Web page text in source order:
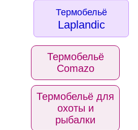
Термобельё
Comazo
Термобельё для
охоты и
рыбалки
Термобельё
Laplandic